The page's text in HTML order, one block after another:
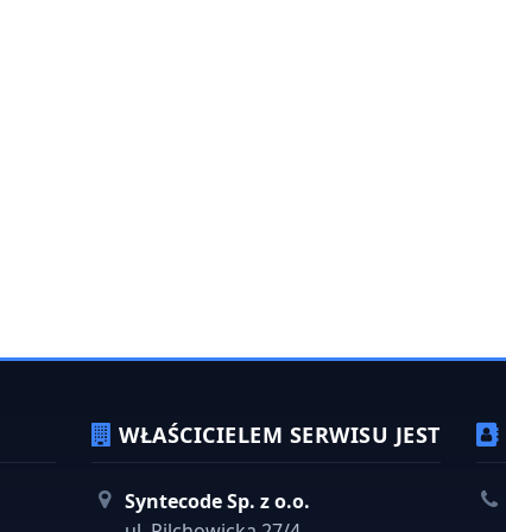
WŁAŚCICIELEM SERWISU JEST
Syntecode Sp. z o.o.